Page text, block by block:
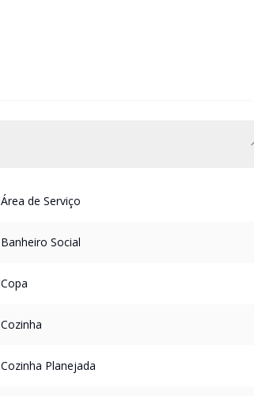
Área de Serviço
Banheiro Social
Copa
Cozinha
Cozinha Planejada